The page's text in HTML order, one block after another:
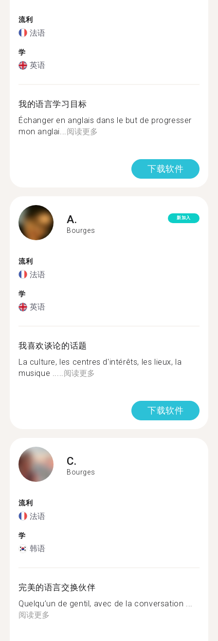
流利
法语
学
英语
我的语言学习目标
Échanger en anglais dans le but de progresser
mon anglai...阅读更多
下载软件
A.
Bourges
新加入
流利
法语
学
英语
我喜欢谈论的话题
La culture, les centres d'intérêts, les lieux, la
musique .....阅读更多
下载软件
C.
Bourges
流利
法语
学
韩语
完美的语言交换伙伴
Quelqu’un de gentil, avec de la conversation ...
阅读更多